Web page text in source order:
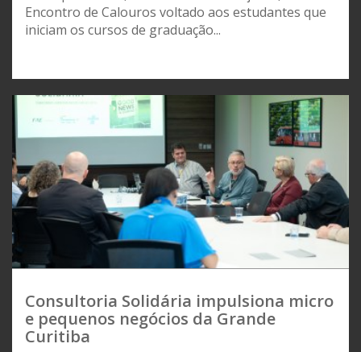
Encontro de Calouros voltado aos estudantes que
iniciam os cursos de graduação...
Consultoria Solidária impulsiona micro
e pequenos negócios da Grande
Curitiba